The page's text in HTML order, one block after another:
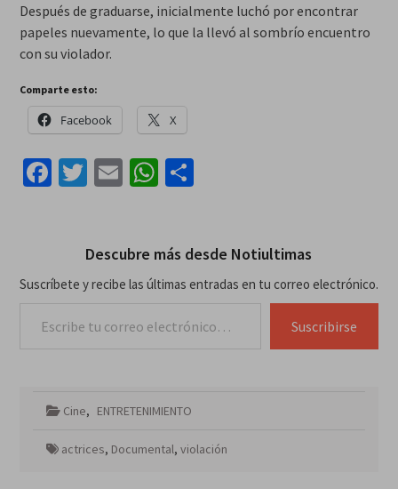
Después de graduarse, inicialmente luchó por encontrar
papeles nuevamente, lo que la llevó al sombrío encuentro
con su violador.
Comparte esto:
Facebook X
Facebook
Twitter
EmailWhatsApp
Compartir
Descubre más desde Notiultimas
Suscríbete y recibe las últimas entradas en tu correo electrónico.
Suscribirse
Cine, ENTRETENIMIENTO
actrices, Documental, violación